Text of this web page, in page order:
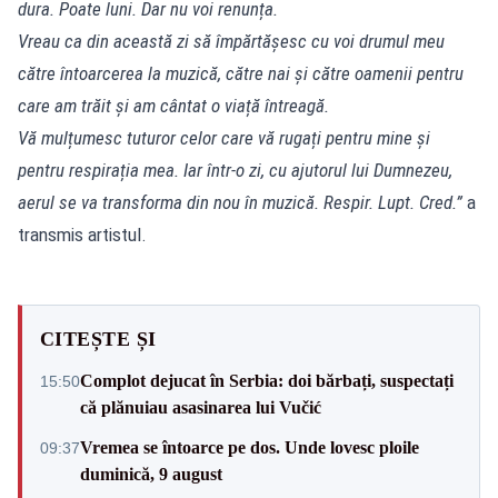
dura. Poate luni. Dar nu voi renunța.
Vreau ca din această zi să împărtășesc cu voi drumul meu
către întoarcerea la muzică, către nai și către oamenii pentru
care am trăit și am cântat o viață întreagă.
Vă mulțumesc tuturor celor care vă rugați pentru mine și
pentru respirația mea. Iar într-o zi, cu ajutorul lui Dumnezeu,
aerul se va transforma din nou în muzică. Respir. Lupt. Cred.”a
transmis artistul.
CITEȘTE ȘI
15:50Complot dejucat în Serbia: doi bărbați, suspectați
că plănuiau asasinarea lui Vučić
09:37Vremea se întoarce pe dos. Unde lovesc ploile
duminică, 9 august